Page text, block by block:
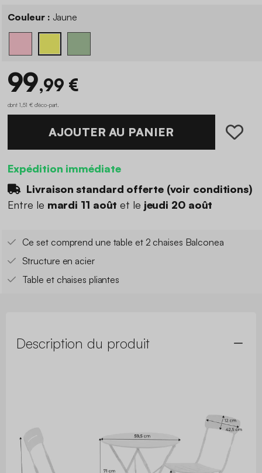
Couleur : Jaune
99,99 €
dont 1,51 € d'éco-part
AJOUTER AU PANIER
Expédition immédiate
Livraison standard offerte (voir conditions)
Entre le mardi 11 août et le jeudi 20 août
Ce set comprend une table et 2 chaises Balconea
Structure en acier
Table et chaises pliantes
Description du produit